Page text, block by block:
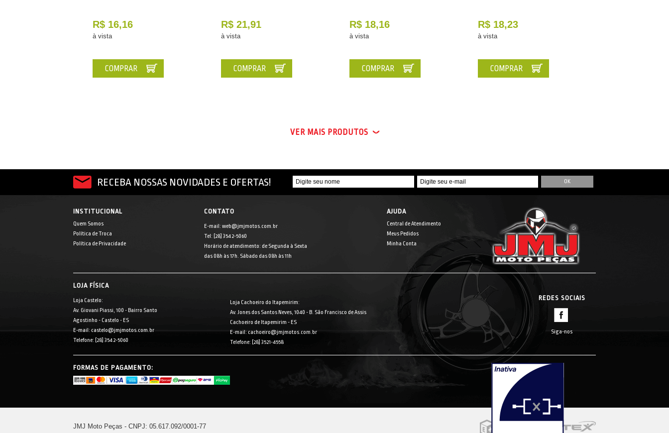
R$ 16,16
à vista
COMPRAR
R$ 21,91
à vista
COMPRAR
R$ 18,16
à vista
COMPRAR
R$ 18,23
à vista
COMPRAR
VER MAIS PRODUTOS
RECEBA NOSSAS NOVIDADES E OFERTAS!
INSTITUCIONAL
Quem Somos
Política de Troca
Política de Privacidade
CONTATO
E-mail: web@jmjmotos.com.br
Tel: [28] 3542-5060
Horário de atendimento: de Segunda à Sexta
das 08h às 17h. Sábado das 08h às 11h
AJUDA
Central de Atendimento
Meus Pedidos
Minha Conta
LOJA FÍSICA
Loja Castelo:
Av. Giovani Piassi, 100 - Bairro Santo
Agostinho - Castelo - ES
E-mail: castelo@jmjmotos.com.br
Telefone: [28] 3542-5060
Loja Cachoeiro do Itapemirim:
Av. Jones dos Santos Neves, 1040 - B. São Francisco de Assis
Cachoeiro de Itapemirim - ES
E-mail: cachoeiro@jmjmotos.com.br
Telefone: [28] 3521-4558
REDES SOCIAIS
Siga-nos
FORMAS DE PAGAMENTO:
JMJ Moto Peças - CNPJ: 05.617.092/0001-77